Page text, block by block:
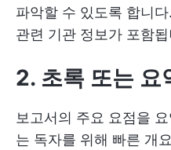
파악할 수 있도록 합니
관련 기관 정보가 포함
2. 초록 또는
보고서의 주요 요점을
는 독자를 위해 빠른 개